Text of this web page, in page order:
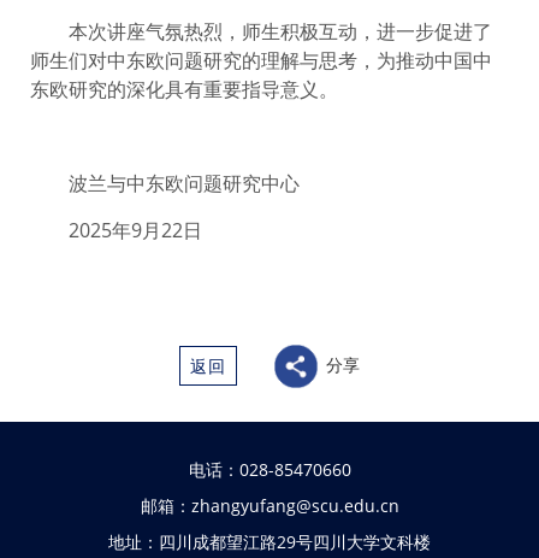
本次讲座气氛热烈，师生积极互动，进一步促进了
师生们对中东欧问题研究的理解与思考，为推动中国中
东欧研究的深化具有重要指导意义。
波兰与中东欧问题研究中心
2025年9月22日
返回 分享
电话：028-85470660
邮箱：zhangyufang@scu.edu.cn
地址：四川成都望江路29号四川大学文科楼